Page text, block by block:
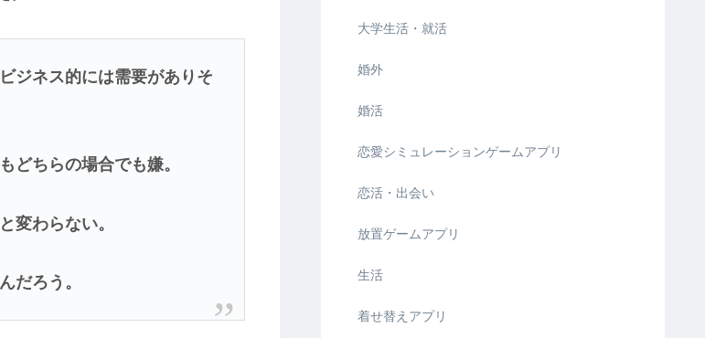
ジネス的には需要がありそ
どちらの場合でも嫌。
変わらない。
だろう。
大学生活・就活
婚外
婚活
恋愛シミュレーションゲームアプリ
恋活・出会い
放置ゲームアプリ
生活
着せ替えアプリ